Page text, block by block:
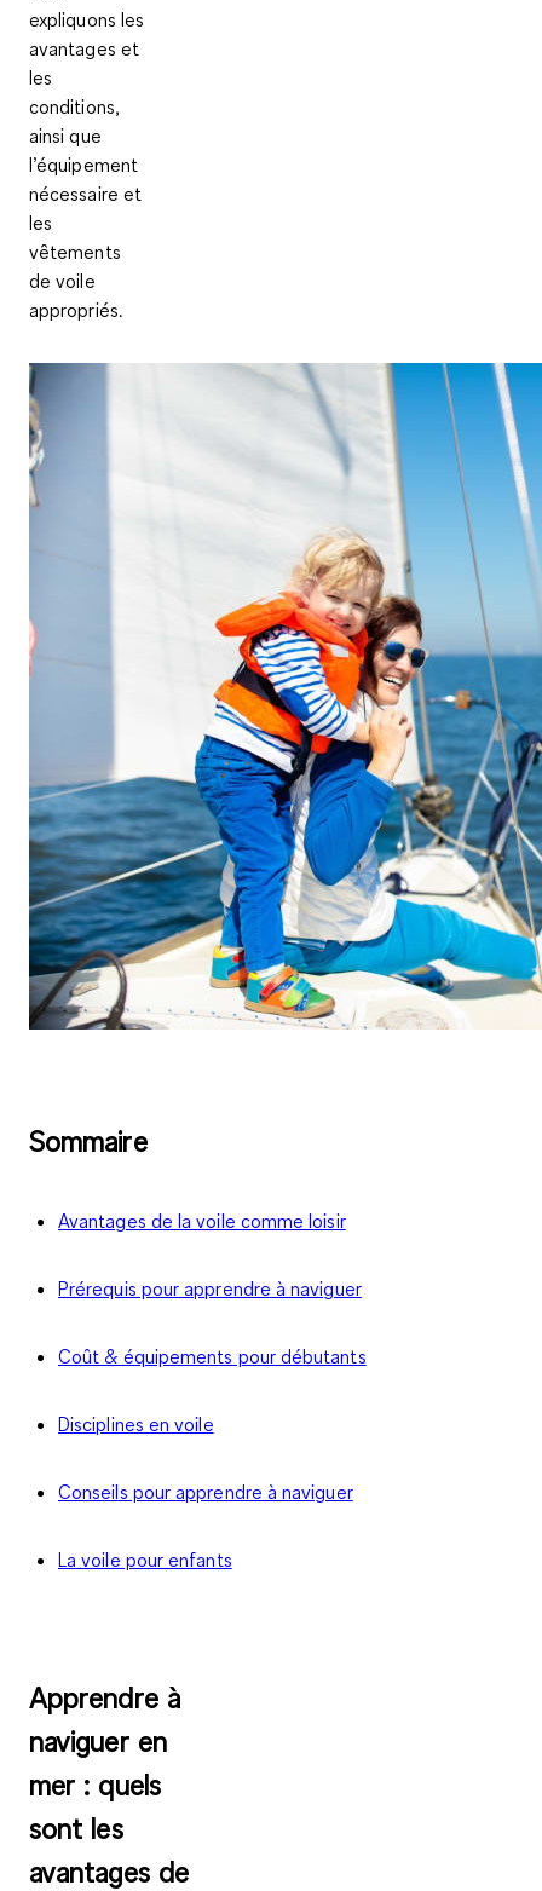
expliquons les
avantages et
les
conditions,
ainsi que
l’équipement
nécessaire et
les
vêtements
de voile
appropriés.
Sommaire
Avantages de la voile comme loisir
Prérequis pour apprendre à naviguer
Coût & équipements pour débutants
Disciplines en voile
Conseils pour apprendre à naviguer
La voile pour enfants
Apprendre à
naviguer en
mer : quels
sont les
avantages de